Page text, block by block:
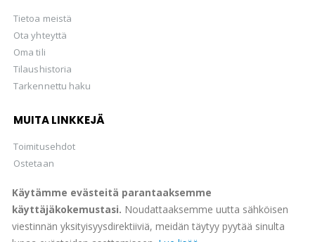
Käytämme evästeitä parantaaksemme
käyttäjäkokemustasi. Noudattaaksemme uutta sähköisen
viestinnän yksityisyysdirektiiviä, meidän täytyy pyytää sinulta
Tietoa meistä
Ota yhteyttä
Oma tili
Tilaushistoria
Tarkennettu haku
MUITA LINKKEJÄ
Toimitusehdot
Ostetaan